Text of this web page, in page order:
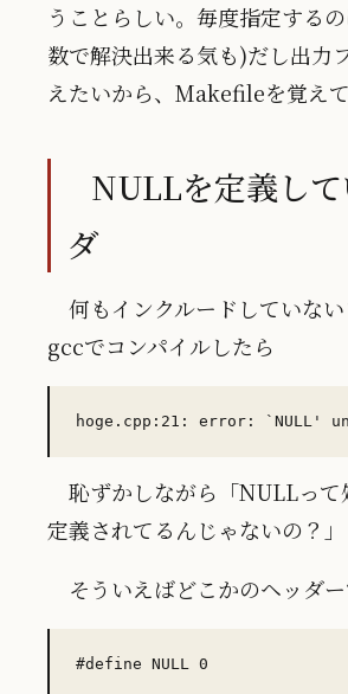
うことらしい。毎度指定する
数で解決出来る気も)だし出力
えたいから、Makefileを覚えて
NULLを定義して
ダ
何もインクルードしていな
gccでコンパイルしたら
恥ずかしながら「NULLって
定義されてるんじゃないの？」
そういえばどこかのヘッダ